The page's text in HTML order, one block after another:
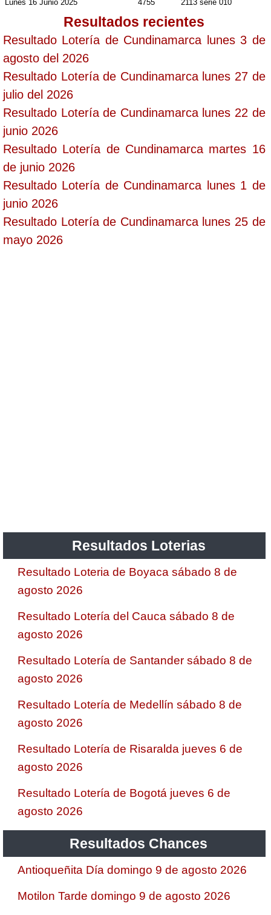
Lunes 16 Junio 2025 4755 2113 serie 010
Resultados recientes
Resultado Lotería de Cundinamarca lunes 3 de
agosto del 2026
Resultado Lotería de Cundinamarca lunes 27 de
julio del 2026
Resultado Lotería de Cundinamarca lunes 22 de
junio 2026
Resultado Lotería de Cundinamarca martes 16
de junio 2026
Resultado Lotería de Cundinamarca lunes 1 de
junio 2026
Resultado Lotería de Cundinamarca lunes 25 de
mayo 2026
Resultados Loterias
Resultado Loteria de Boyaca sábado 8 de
agosto 2026
Resultado Lotería del Cauca sábado 8 de
agosto 2026
Resultado Lotería de Santander sábado 8 de
agosto 2026
Resultado Lotería de Medellín sábado 8 de
agosto 2026
Resultado Lotería de Risaralda jueves 6 de
agosto 2026
Resultado Lotería de Bogotá jueves 6 de
agosto 2026
Resultados Chances
Antioqueñita Día domingo 9 de agosto 2026
Motilon Tarde domingo 9 de agosto 2026